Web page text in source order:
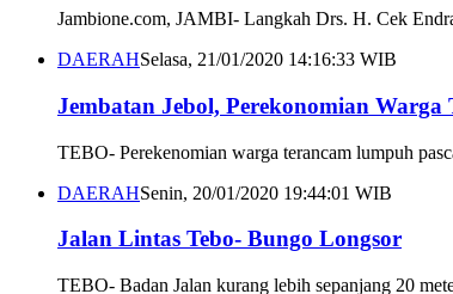
Jambione.com, JAMBI- Langkah Drs. H. Cek
DAERAHSelasa, 21/01/2020 14:16:33 WIB
Jembatan Jebol, Perekonomian Warga
TEBO- Perekenomian warga terancam lumpuh
DAERAHSenin, 20/01/2020 19:44:01 WIB
Jalan Lintas Tebo- Bungo Longsor
TEBO- Badan Jalan kurang lebih sepanjang 20